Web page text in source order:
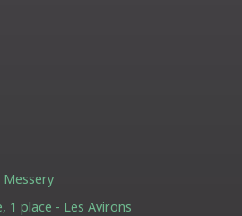
1 place - Les Avirons